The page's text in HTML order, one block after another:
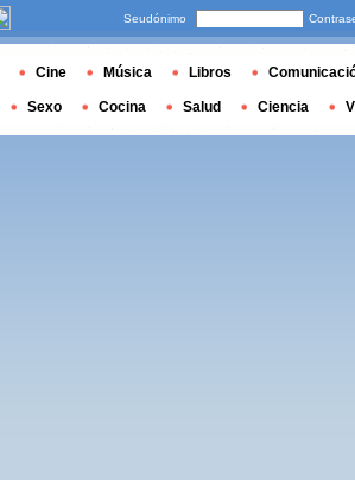
Seudónimo
Cine Música Libros
Sexo Cocina Salud Ciencia